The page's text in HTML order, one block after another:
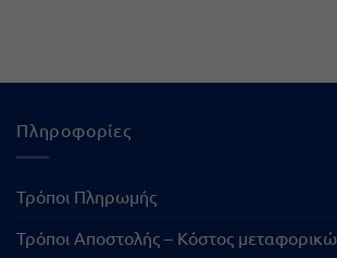
Πληροφορίες
Τρόποι Πληρωμής
Τρόποι Αποστολής – Κόστος